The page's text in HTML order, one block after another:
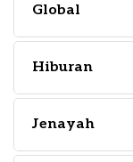
Global
Hiburan
Jenayah